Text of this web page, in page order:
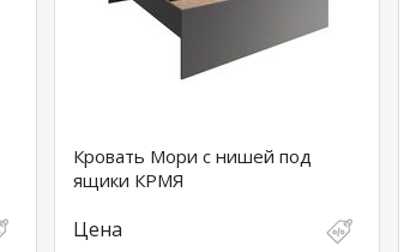
Кровать Мори с нишей под
ящики КРМЯ
Цена